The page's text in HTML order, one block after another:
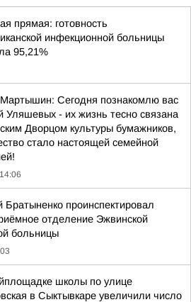
прямая: готовность
инфекционной больницы
95,21%
Сегодня познакомлю вас
Уляшевых - их жизнь тесно связана
Дворцом культуры бумажников,
стало настоящей семейной
14:06
Братыненко проинспектировал
отделение Эжвинской
больницы
школы по улице
в Сыктывкаре увеличили число